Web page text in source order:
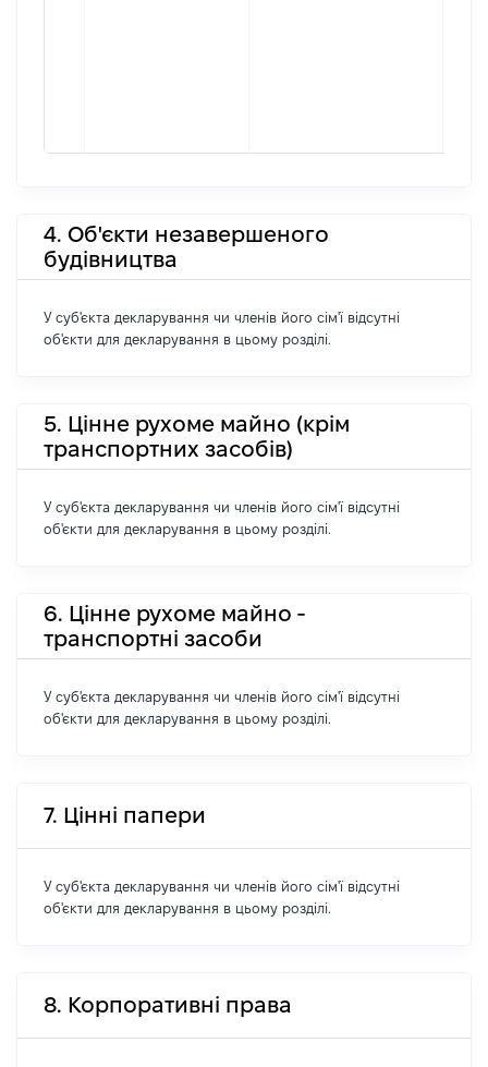
4. Об'єкти незавершеного
будівництва
У суб'єкта декларування чи членів його сім'ї відсутні
об'єкти для декларування в цьому розділі.
5. Цінне рухоме майно (крім
транспортних засобів)
У суб'єкта декларування чи членів його сім'ї відсутні
об'єкти для декларування в цьому розділі.
6. Цінне рухоме майно -
транспортні засоби
У суб'єкта декларування чи членів його сім'ї відсутні
об'єкти для декларування в цьому розділі.
7. Цінні папери
У суб'єкта декларування чи членів його сім'ї відсутні
об'єкти для декларування в цьому розділі.
8. Корпоративні права